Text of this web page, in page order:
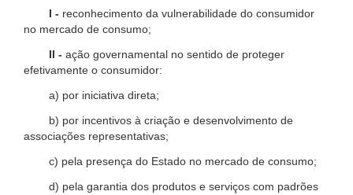
I - reconhecimento da vulnerabilidade do consumidor
no mercado de consumo;
II - ação governamental no sentido de proteger
efetivamente o consumidor:
a) por iniciativa direta;
b) por incentivos à criação e desenvolvimento de
associações representativas;
c) pela presença do Estado no mercado de consumo;
d) pela garantia dos produtos e serviços com padrões